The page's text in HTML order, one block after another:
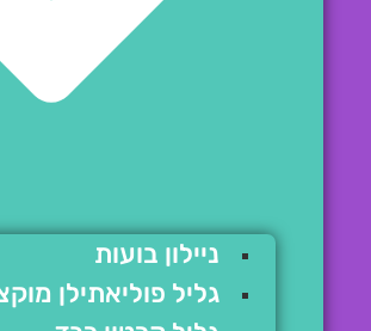
ניילון בועות
גליל פוליאתילן מוקצף